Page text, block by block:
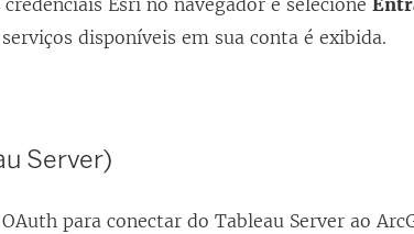
credenciais Esri no navegador e selecione
disponíveis em sua conta é exibida.
Server)
para conectar do Tableau Server ao